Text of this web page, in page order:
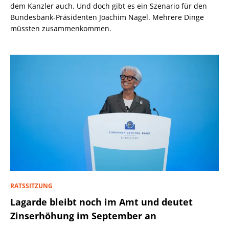
dem Kanzler auch. Und doch gibt es ein Szenario für den
Bundesbank-Präsidenten Joachim Nagel. Mehrere Dinge
müssten zusammenkommen.
RATSSITZUNG
Lagarde bleibt noch im Amt und deutet
Zinserhöhung im September an